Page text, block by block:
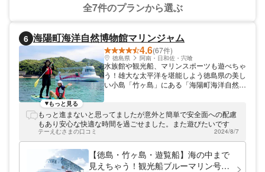
全7件のプランから選ぶ
6 海陽町海洋自然博物館マリンジャム
4.6(67件)
徳島県 阿南・日和佐・宍喰
水族館や観光船、マリンスポーツも遊べちゃ
う！雄大な太平洋を堪能しよう徳島県の美し
い小島「竹ヶ島」にある「海陽町海洋自然博
国八十八景に選定されたブルーマリン号の乗
船など、様々な体験をご用意しています！雄
大な太平洋に棲むサンゴや熱帯魚たちも間近
で観察できますよ。竹ヶ島の海をぜひご体感
ください！
もっと見る
もっと進まないと思ってましたが意外と簡単で安全面への配慮
もあり安心な快適な時間を過ごせました。また遊びたいです
テーえむさまの口コミ 2024/8/7
【徳島・竹ヶ島・遊覧船】海の中まで
見えちゃう！観光船ブルーマリン号で